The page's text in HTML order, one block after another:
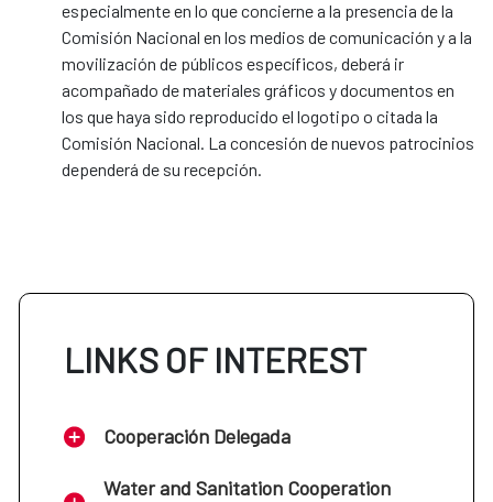
especialmente en lo que concierne a la presencia de la
Comisión Nacional en los medios de comunicación y a la
movilización de públicos específicos, deberá ir
acompañado de materiales gráficos y documentos en
los que haya sido reproducido el logotipo o citada la
Comisión Nacional. La concesión de nuevos patrocinios
dependerá de su recepción.
LINKS OF INTEREST
Cooperación Delegada
Water and Sanitation Cooperation